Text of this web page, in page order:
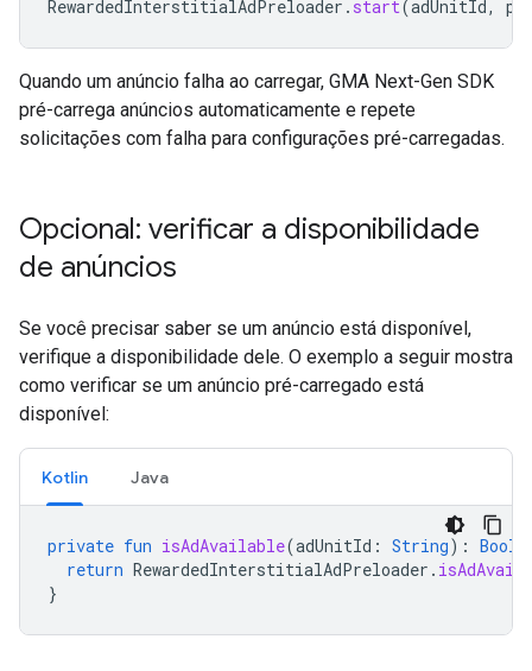
RewardedInterstitialAdPreloader . start(adUnitId,
Quando um anúncio falha ao carregar, GMA Next-Gen SDK
pré-carrega anúncios automaticamente e repete
solicitações com falha para configurações pré-carregadas.
Opcional: verificar a disponibilidade
de anúncios
Se você precisar saber se um anúncio está disponível,
verifique a disponibilidade dele. O exemplo a seguir mostra
como verificar se um anúncio pré-carregado está
disponível:
Kotlin Java
private fun isAdAvailable(adUnitId : String):
return RewardedInterstitialAdPreloader .
}